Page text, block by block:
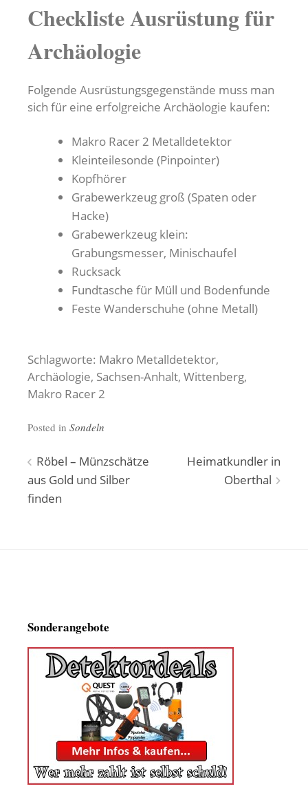
Checkliste Ausrüstung für
Archäologie
Folgende Ausrüstungsgegenstände muss man
sich für eine erfolgreiche Archäologie kaufen:
Makro Racer 2 Metalldetektor
Kleinteilesonde (Pinpointer)
Kopfhörer
Grabewerkzeug groß (Spaten oder
Hacke)
Grabewerkzeug klein:
Grabungsmesser, Minischaufel
Rucksack
Fundtasche für Müll und Bodenfunde
Feste Wanderschuhe (ohne Metall)
Schlagworte: Makro Metalldetektor,
Archäologie, Sachsen-Anhalt, Wittenberg,
Makro Racer 2
Posted in Sondeln
Beitragsnavigation
Röbel – Münzschätze
aus Gold und Silber
finden
Heimatkundler in
Oberthal
Sonderangebote